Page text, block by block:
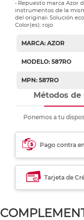
• Repuesto marca Azor
instrumentos de la
del original• Solución
Color(es): rojo
MARCA: AZOR
MODELO: 587RO
MPN: 587RO
Métodos de
Ponemos a tu
Pago contra
Tarjeta de